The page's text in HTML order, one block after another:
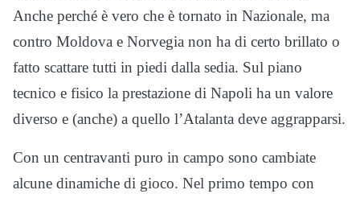
Anche perché è vero che è tornato in Nazionale, ma
contro Moldova e Norvegia non ha di certo brillato o
fatto scattare tutti in piedi dalla sedia. Sul piano
tecnico e fisico la prestazione di Napoli ha un valore
diverso e (anche) a quello l’Atalanta deve aggrapparsi.
Con un centravanti puro in campo sono cambiate
alcune dinamiche di gioco. Nel primo tempo con